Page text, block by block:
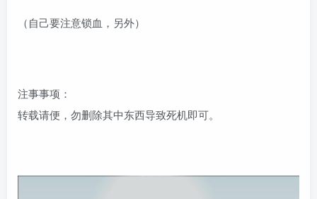
（自己要注意锁血，另外）
注事事项：
转载请便，勿删除其中东西导致死机即可。